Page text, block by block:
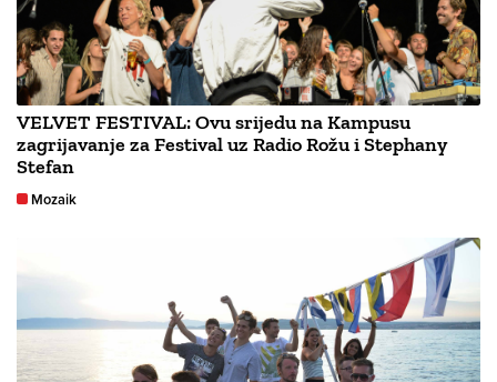
VELVET FESTIVAL: Ovu srijedu na Kampusu
zagrijavanje za Festival uz Radio Rožu i Stephany
Stefan
Mozaik